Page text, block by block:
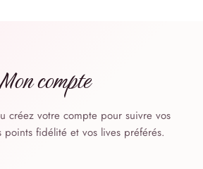
Mon compte
créez votre compte pour suivre vos
points fidélité et vos lives préférés.